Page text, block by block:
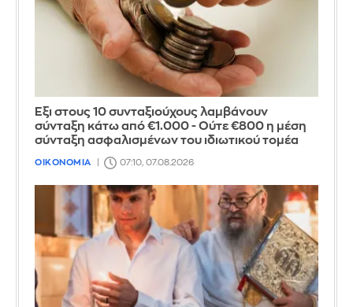
Έξι στους 10 συνταξιούχους λαμβάνουν
σύνταξη κάτω από €1.000 - Ούτε €800 η μέση
σύνταξη ασφαλισμένων του ιδιωτικού τομέα
ΟΙΚΟΝΟΜΙΑ 07:10, 07.08.2026